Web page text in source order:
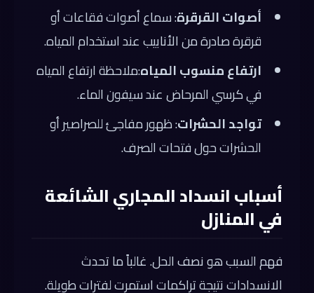
أصوات القرقرة: سماع أصوات فقاعات أو
قرقرة صادرة من الأنابيب عند استخدام المياه.
ارتفاع منسوب المياه:ملاحظة ارتفاع المياه
في كرسي المرحاض عند سيفون الماء.
تواجد الحشرات: ظهور مفاجئ للصراصير أو
الحشرات حول فتحات الصرف.
أسباب انسداد المجاري الشائعة
في المنازل
فهم السبب هو نصف الحل. غالباً ما تحدث
الانسدادات نتيجة تراكمات استمرت لفترات طويلة.